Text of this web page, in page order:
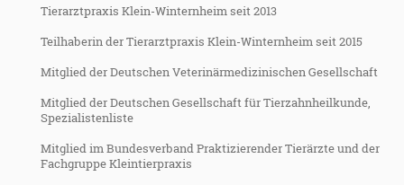
Tierarztpraxis Klein-Winternheim seit 2013
Teilhaberin der Tierarztpraxis Klein-Winternheim seit 2015
Mitglied der Deutschen Veterinärmedizinischen Gesellschaft
Mitglied der Deutschen Gesellschaft für Tierzahnheilkunde,
Spezialistenliste
Mitglied im Bundesverband Praktizierender Tierärzte und der
Fachgruppe Kleintierpraxis